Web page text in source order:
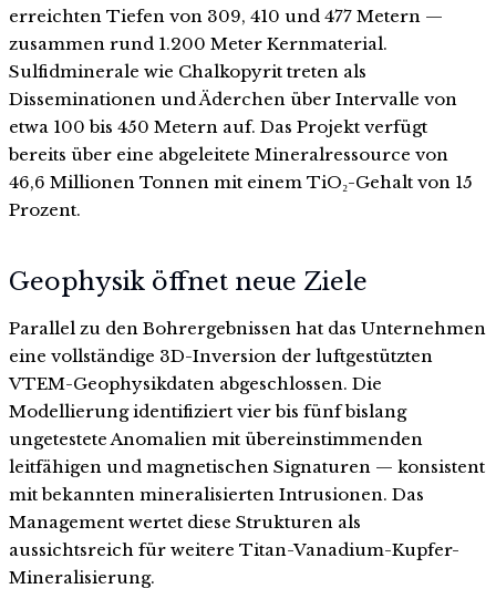
erreichten Tiefen von 309, 410 und 477 Metern —
zusammen rund 1.200 Meter Kernmaterial.
Sulfidminerale wie Chalkopyrit treten als
Disseminationen und Äderchen über Intervalle von
etwa 100 bis 450 Metern auf. Das Projekt verfügt
bereits über eine abgeleitete Mineralressource von
46,6 Millionen Tonnen mit einem TiO₂-Gehalt von 15
Prozent.
Geophysik öffnet neue Ziele
Parallel zu den Bohrergebnissen hat das Unternehmen
eine vollständige 3D-Inversion der luftgestützten
VTEM-Geophysikdaten abgeschlossen. Die
Modellierung identifiziert vier bis fünf bislang
ungetestete Anomalien mit übereinstimmenden
leitfähigen und magnetischen Signaturen — konsistent
mit bekannten mineralisierten Intrusionen. Das
Management wertet diese Strukturen als
aussichtsreich für weitere Titan-Vanadium-Kupfer-
Mineralisierung.